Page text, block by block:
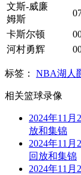
文斯-威廉
姆斯
卡斯尔顿
河村勇辉
标签： NBA湖人
相关篮球录像
2024年11
放和集锦
2024年11
回放和集锦
2024年11